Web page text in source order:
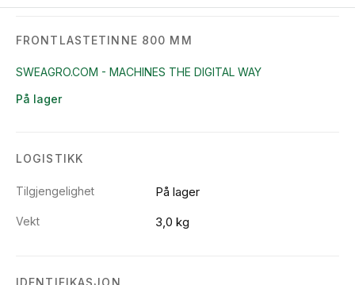
FRONTLASTETINNE 800 MM
SWEAGRO.COM - MACHINES THE DIGITAL WAY
På lager
LOGISTIKK
Tilgjengelighet På lager
Vekt 3,0 kg
IDENTIFIKASJON